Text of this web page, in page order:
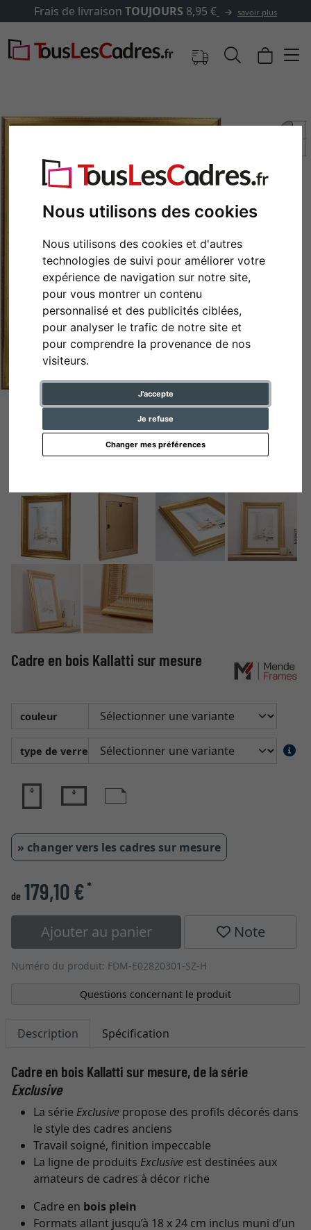
Nous utilisons des cookies
Nous utilisons des cookies et d'autres
technologies de suivi pour améliorer votre
expérience de navigation sur notre site,
pour vous montrer un contenu
personnalisé et des publicités ciblées,
pour analyser le trafic de notre site et
pour comprendre la provenance de nos
visiteurs.
J'accepte
Je refuse
Changer mes préférences
✓500 000 articles au choix
Retour
Cadre en bois Kallatti sur mesure
couleur
type de verre
» changer vers les cadres sur mesure
de 179,10 €*
Ajouter au panier Note
Numéro du produit: FDM-E02820301-SZ-H
Questions concernant le produit
Description Spécification
Cadre en bois Kallatti sur mesure, de la série
Exclusive
La série Exclusive propose des profils décorés dans
le style des cadres anciens
Travail soigné, finition impeccable
La ligne de produits Exclusive est destinées aux
amateurs de cadres à décor riche
Cadre en bois plein
Formats allant jusqu’à 18 x 24 cm inclus muni d’un